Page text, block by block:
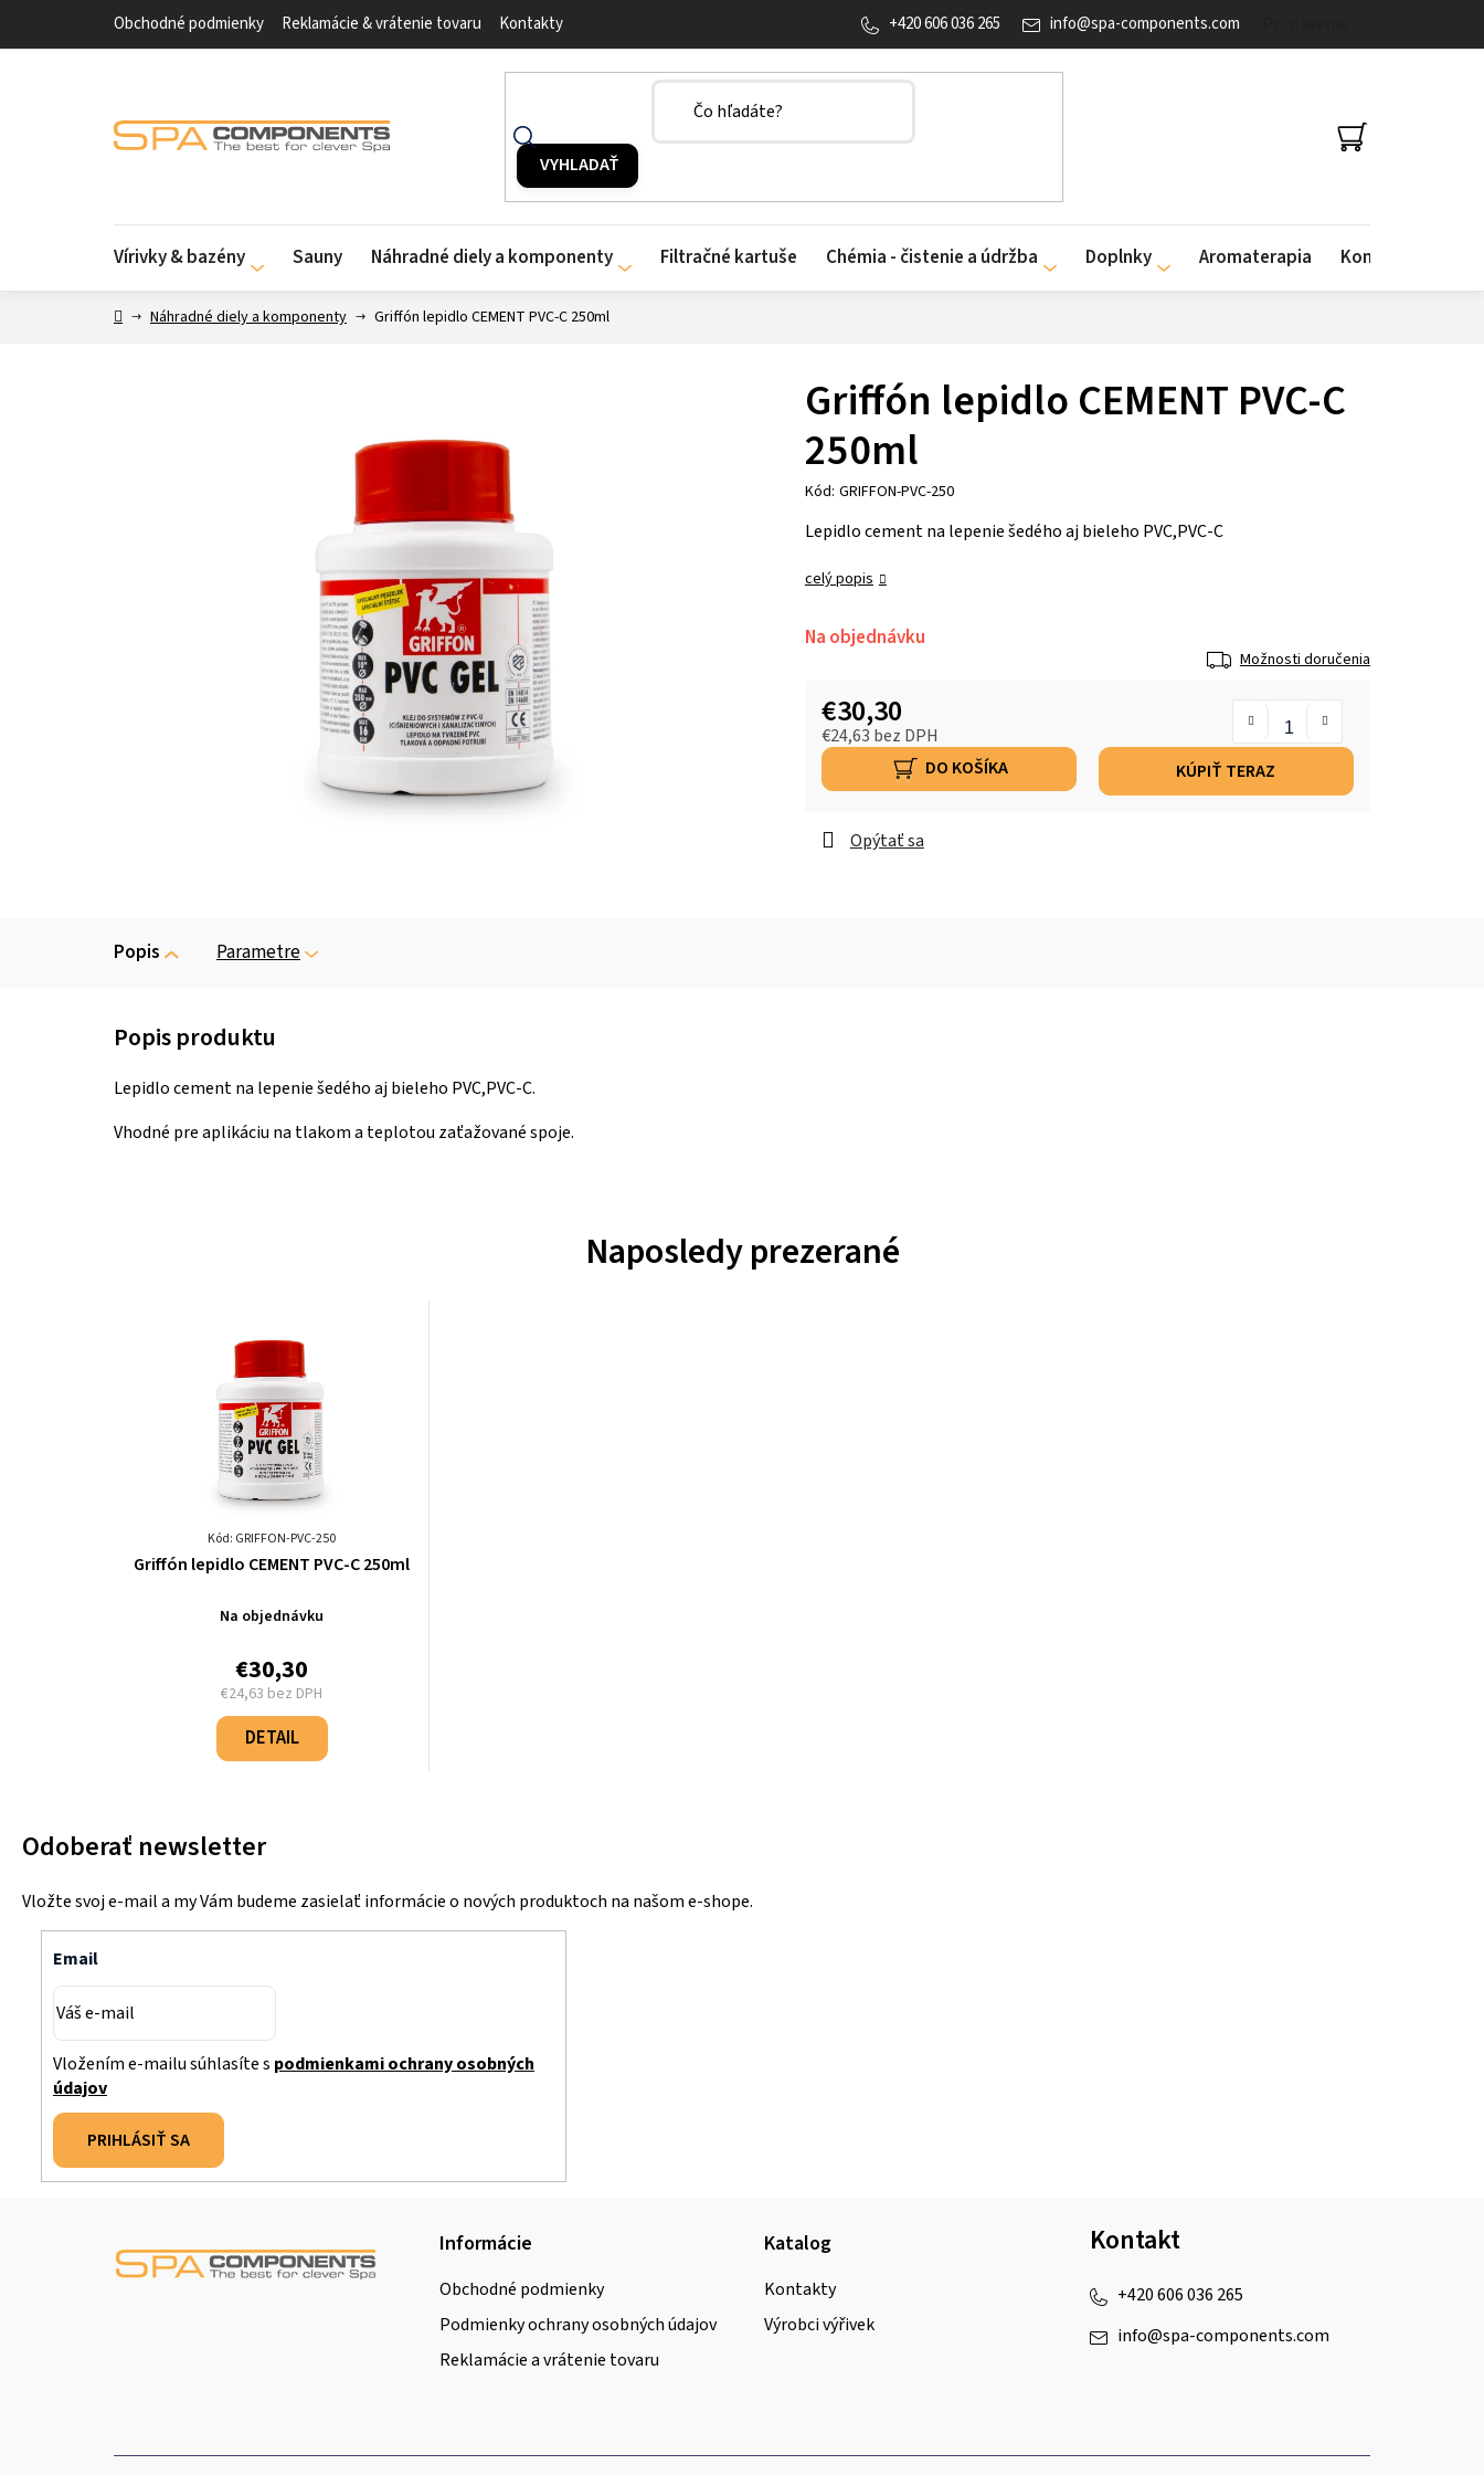
Obchodné podmienky Reklamácie & vrátenie tovaru Kontakty info@spa-components.com
+420 606 036 265
NÁKUPNÝ
KOŠÍK
Vírivky & bazény Sauny Náhradné diely a komponenty Filtračné kartuše Chémia - čistenie a údržba Doplnky Aromaterapia Kontakty
DomovNáhradné diely a komponenty Griffón lepidlo CEMENT PVC-C 250ml
Griffón lepidlo CEMENT PVC-C
250ml
Kód: GRIFFON-PVC-250
Lepidlo cement na lepenie šedého aj bieleho PVC,PVC-C
celý popis
Na objednávku
Možnosti doručenia
€30,30
€24,63 bez DPH
DO KOŠÍKA
KÚPIŤ TERAZ
Opýtať sa
Popis Parametre
Lepidlo cement na lepenie šedého aj bieleho PVC,PVC-C.
Vhodné pre aplikáciu na tlakom a teplotou zaťažované spoje.
Naposledy prezerané
Kód: GRIFFON-PVC-250
Griffón lepidlo CEMENT PVC-C 250ml
Na objednávku
€30,30
€24,63 bez DPH
Jednotková
cena:
DETAIL
Odoberať newsletter
Vložte svoj e-mail a my Vám budeme zasielať informácie o nových produktoch na našom e-shope.
Email
Vložením e-mailu súhlasíte s podmienkami ochrany osobných
údajov
PRIHLÁSIŤ SA
Informácie
Obchodné podmienky
Podmienky ochrany osobných údajov
Reklamácie a vrátenie tovaru
Katalog
Kontakty
Výrobci výřivek
Kontakt
info@spa-components.com
+420 606 036 265